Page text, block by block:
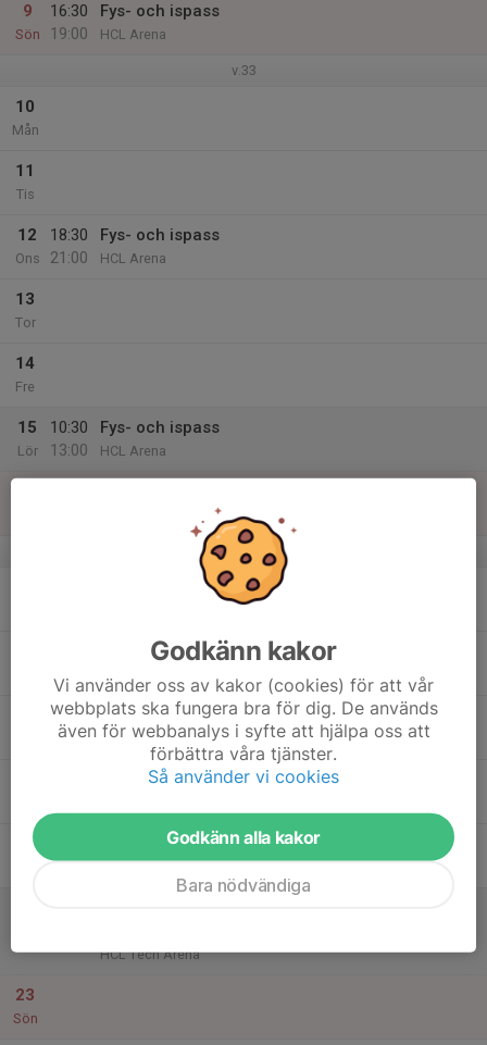
9
Sön
16:30
19:00
Fys- och ispass
HCL Arena
v.33
10
Mån
11
Tis
12
Ons
18:30
21:00
Fys- och ispass
HCL Arena
13
Tor
14
Fre
15
Lör
10:30
13:00
Fys- och ispass
HCL Arena
v.34
21
HCL Tech Arena
23
Sön
Godkänn kakor
Vi använder oss av kakor (cookies) för att vår
webbplats ska fungera bra för dig. De används
även för webbanalys i syfte att hjälpa oss att
förbättra våra tjänster.
Så använder vi cookies
Godkänn alla kakor
Bara nödvändiga